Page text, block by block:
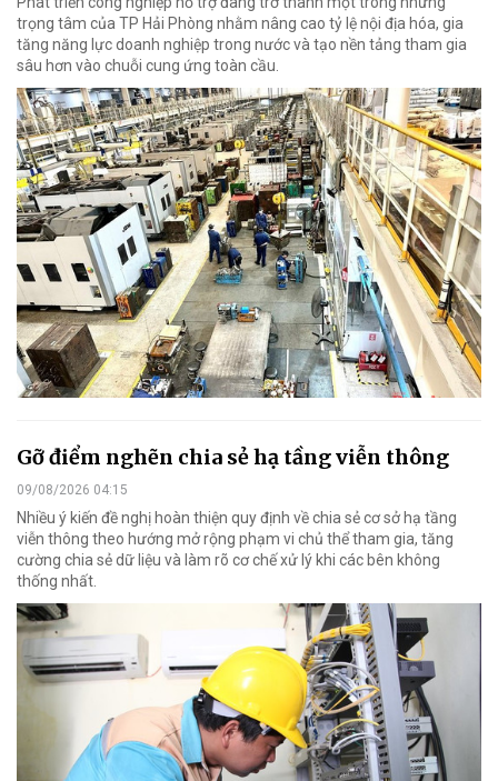
trọng tâm của TP Hải Phòng nhằm nâng cao tỷ lệ nội địa hóa, gia
tăng năng lực doanh nghiệp trong nước và tạo nền tảng tham gia
sâu hơn vào chuỗi cung ứng toàn cầu.
Gỡ điểm nghẽn chia sẻ hạ tầng viễn thông
09/08/2026 04:15
Nhiều ý kiến đề nghị hoàn thiện quy định về chia sẻ cơ sở hạ tầng
viễn thông theo hướng mở rộng phạm vi chủ thể tham gia, tăng
cường chia sẻ dữ liệu và làm rõ cơ chế xử lý khi các bên không
thống nhất.